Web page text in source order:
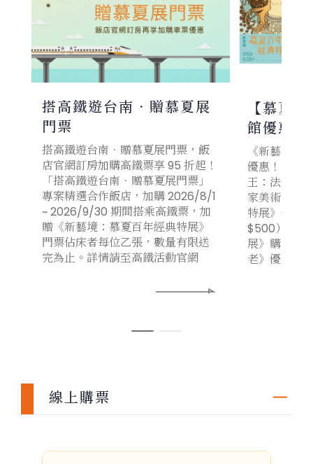
搭高鐵遊台南．贈慕夏展
門票
搭高鐵遊台南．贈慕夏展門票，飯
店官網訂房加購高鐵票享 95 折起！
「搭高鐵遊台南．贈慕夏展門票」
專案精選合作飯店，加購 2026/8/1
~ 2026/9/30 期間搭乘高鐵票，加
贈《新藝境：慕夏百年經典特展》
門票佔床者每位乙張，數量有限送
完為止。詳情請至高鐵活動官網
【慕夏
館優惠活
《新藝境：
優惠！ 凡是
王：法老》
家美術館《
特展》優惠
$500）。
展》購票憑
老》優惠票
線上購票